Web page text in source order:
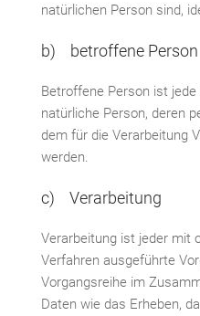
natürlichen Person sind,
b) betroffene Person
Betroffene Person ist
natürliche Person, deren
dem für die Verarbeitung
werden.
c) Verarbeitung
Verarbeitung ist jeder mit
Verfahren ausgeführte
Vorgangsreihe im
Daten wie das Erheben,